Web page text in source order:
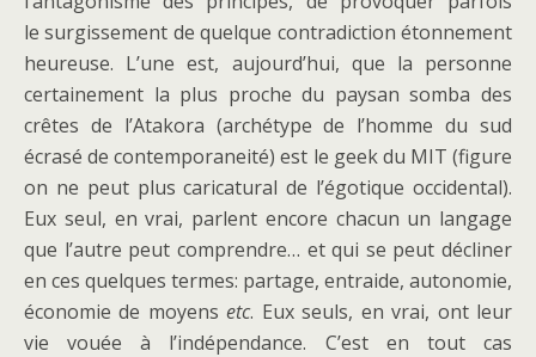
le surgissement de quelque contradiction étonnement
heureuse. L’une est, aujourd’hui, que la personne
certainement la plus proche du paysan somba des
crêtes de l’Atakora (archétype de l’homme du sud
écrasé de contemporaneité) est le geek du MIT (figure
on ne peut plus caricatural de l’égotique occidental).
Eux seul, en vrai, parlent encore chacun un langage
que l’autre peut comprendre… et qui se peut décliner
en ces quelques termes: partage, entraide, autonomie,
économie de moyensetc. Eux seuls, en vrai, ont leur
vie vouée à l’indépendance. C’est en tout cas